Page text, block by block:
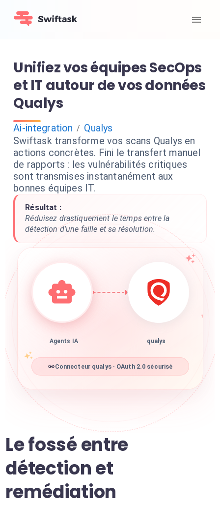
Unifiez vos équipes SecOps
et IT autour de vos données
Qualys
Ai-integration / Qualys
Swiftask transforme vos scans Qualys en
actions concrètes. Fini le transfert manuel
de rapports : les vulnérabilités critiques
sont transmises instantanément aux
bonnes équipes IT.
Résultat :
Réduisez drastiquement le temps entre la
détection d'une faille et sa résolution.
Agents IA qualys
Connecteur qualys · OAuth 2.0 sécurisé
Le fossé entre
détection et
remédiation